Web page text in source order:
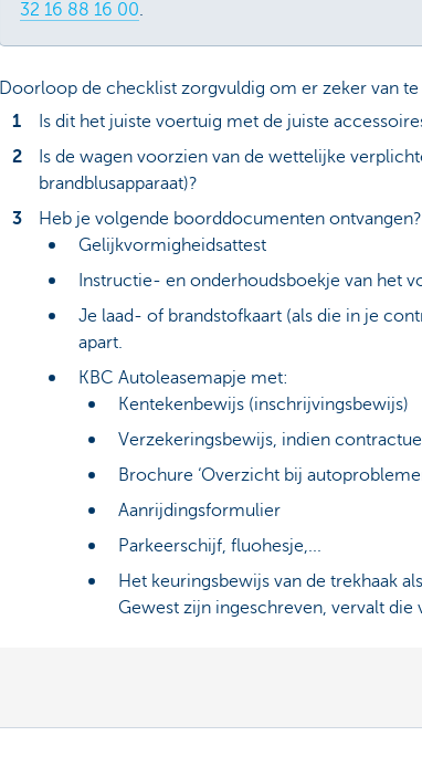
32 16 88 16 00.
Doorloop de checklist zorgvuldig om er zeker van te
Is dit het juiste voertuig met de juiste
Is de wagen voorzien van de wettelijke
brandblusapparaat)?
Heb je volgende boorddocumenten ontvangen?
Gelijkvormigheidsattest
Instructie- en onderhoudsboekje van het
Je laad- of brandstofkaart (als die in je
apart.
KBC Autoleasemapje met:
Kentekenbewijs (inschrijvingsbewijs)
Verzekeringsbewijs, indien
Brochure ‘Overzicht bij
Aanrijdingsformulier
Parkeerschijf, fluohesje,...
Het keuringsbewijs van de trekhaak
Gewest zijn ingeschreven, vervalt